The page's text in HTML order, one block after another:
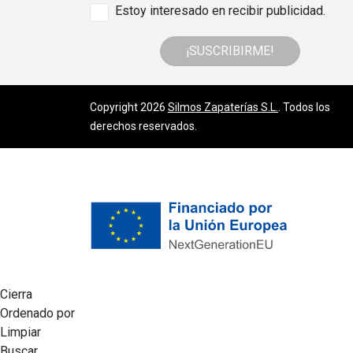
Estoy interesado en recibir publicidad.
¡SUSCRIBIRME!
Copyright 2026 Silmos Zapaterías S.L.
. Todos los
derechos reservados.
Cierra
Ordenado por
Limpiar